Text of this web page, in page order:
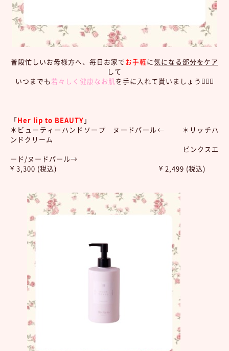
普段忙しいお母様方へ、毎日お家でお手軽に気になる部分をケア
して
いつまでも若々しく健康なお肌を手に入れて貰いましょう🧖🏻‍♀️
「Her lip to BEAUTY 」
＊ビューティーハンドソープ ヌードパール← ＊リッチハ
ンドクリーム
ピンクスエ
ード/ヌードパール→
¥ 3,300 (税込) ¥ 2,499 (税込)